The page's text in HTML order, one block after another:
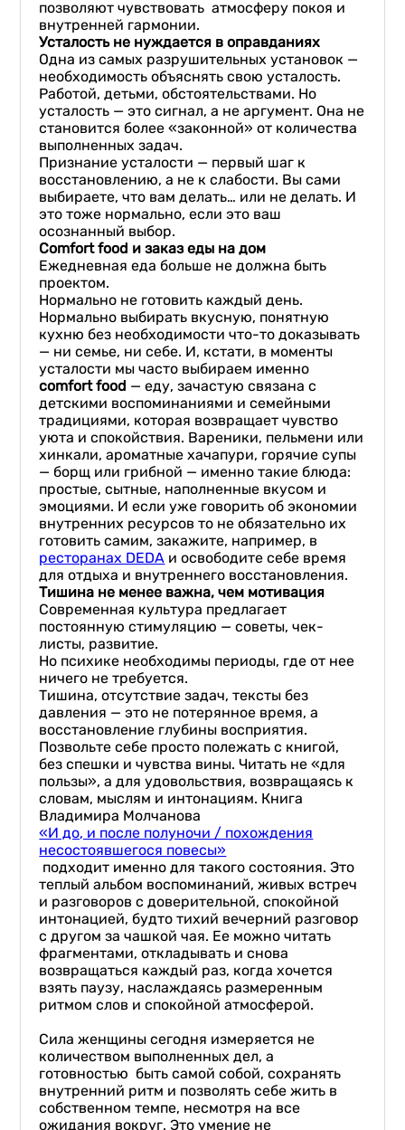
позволяют чувствовать атмосферу покоя и
внутренней гармонии.
Усталость не нуждается в оправданиях
Одна из самых разрушительных установок —
необходимость объяснять свою усталость.
Работой, детьми, обстоятельствами. Но
усталость — это сигнал, а не аргумент. Она не
становится более «законной» от количества
выполненных задач.
Признание усталости — первый шаг к
восстановлению, а не к слабости. Вы сами
выбираете, что вам делать… или не делать. И
это тоже нормально, если это ваш
осознанный выбор.
Comfort food и заказ еды на дом
Ежедневная еда больше не должна быть
проектом.
Нормально не готовить каждый день.
Нормально выбирать вкусную, понятную
кухню без необходимости что-то доказывать
— ни семье, ни себе. И, кстати, в моменты
усталости мы часто выбираем именно
сomfort food — еду, зачастую связана с
детскими воспоминаниями и семейными
традициями, которая возвращает чувство
уюта и спокойствия. Вареники, пельмени или
хинкали, ароматные хачапури, горячие супы
— борщ или грибной — именно такие блюда:
простые, сытные, наполненные вкусом и
эмоциями. И если уже говорить об экономии
внутренних ресурсов то не обязательно их
готовить самим, закажите, например, в
ресторанах DEDA и освободите себе время
для отдыха и внутреннего восстановления.
Тишина не менее важна, чем мотивация
Современная культура предлагает
постоянную стимуляцию — советы, чек-
листы, развитие.
Но психике необходимы периоды, где от нее
ничего не требуется.
Тишина, отсутствие задач, тексты без
давления — это не потерянное время, а
восстановление глубины восприятия.
Позвольте себе просто полежать с книгой,
без спешки и чувства вины. Читать не «для
пользы», а для удовольствия, возвращаясь к
словам, мыслям и интонациям. Книга
Владимира Молчанова
«И до, и после полуночи / похождения
несостоявшегося повесы»
подходит именно для такого состояния. Это
теплый альбом воспоминаний, живых встреч
и разговоров с доверительной, спокойной
интонацией, будто тихий вечерний разговор
с другом за чашкой чая. Ее можно читать
фрагментами, откладывать и снова
возвращаться каждый раз, когда хочется
взять паузу, наслаждаясь размеренным
ритмом слов и спокойной атмосферой.
Сила женщины сегодня измеряется не
количеством выполненных дел, а
готовностью быть самой собой, сохранять
внутренний ритм и позволять себе жить в
собственном темпе, несмотря на все
ожидания вокруг. Это умение не